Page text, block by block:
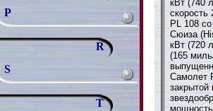
P
R
S
T
кВт (740
скорость
PL 108
Сюиза
кВт (720
(165
Самолет